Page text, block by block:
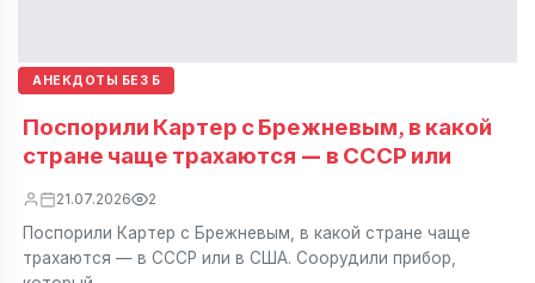
АНЕКДОТЫ БЕЗ Б
Поспорили Картер с Брежневым, в какой
стране чаще трахаются — в СССР или
21.07.2026 2
Поспорили Картер с Брежневым, в какой стране чаще
трахаются — в СССР или в США. Соорудили прибор,